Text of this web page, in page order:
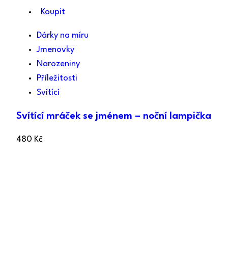
Koupit
Dárky na míru
Jmenovky
Narozeniny
Příležitosti
Svítící
Svítící mráček se jménem – noční lampička
480 Kč